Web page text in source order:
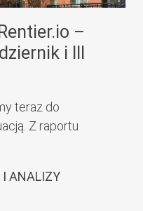
–
i III
teraz do
Z raportu
I ANALIZY